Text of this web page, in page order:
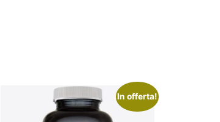
In offerta!